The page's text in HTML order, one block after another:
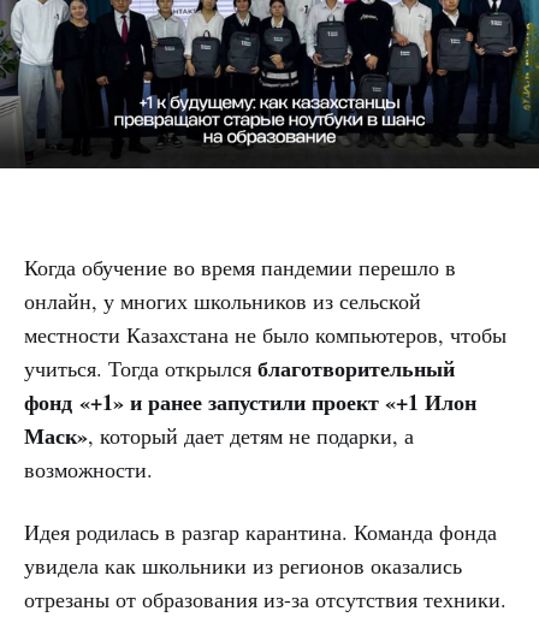
Когда обучение во время пандемии перешло в
онлайн, у многих школьников из сельской
местности Казахстана не было компьютеров, чтобы
учиться. Тогда открылся благотворительный
фонд «+1» и ранее запустили проект «+1 Илон
Маск», который дает детям не подарки, а
возможности.
Идея родилась в разгар карантина. Команда фонда
увидела как школьники из регионов оказались
отрезаны от образования из-за отсутствия техники.